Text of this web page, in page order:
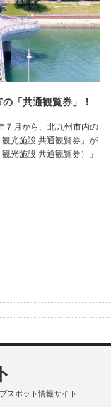
「共通観覧券」！
月から、北九州市内の
観光施設 共通観覧券」が
光施設 共通観覧券）」
スポット情報サイト